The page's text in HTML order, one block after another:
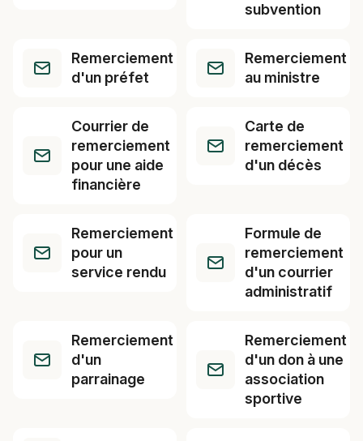
subvention
Remerciement
d'un préfet
Remerciement
au ministre
Courrier de
remerciement
pour une aide
financière
Carte de
remerciement
d'un décès
Remerciement
pour un
service rendu
Formule de
remerciement
d'un courrier
administratif
Remerciement
d'un
parrainage
Remerciement
d'un don à une
association
sportive